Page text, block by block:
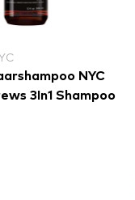
NYC
3In1 Shampoo